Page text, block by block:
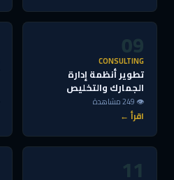
09
CONSULTING
تطوير أنظمة إدارة
الجمارك والتخليص
👁 249 مشاهدة
اقرأ ←
11